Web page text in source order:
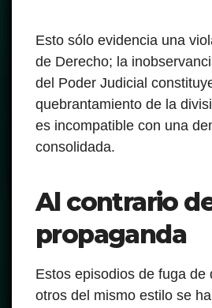
Esto sólo evidencia una
de Derecho; la
del Poder Judicial
quebrantamiento de la
es incompatible con una
consolidada.
Al contrario
propaganda
Estos episodios de fuga de
otros del mismo estilo se